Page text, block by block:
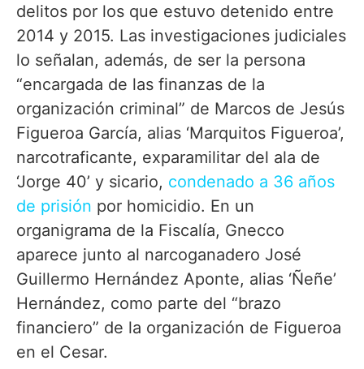
delitos por los que estuvo detenido entre
2014 y 2015. Las investigaciones judiciales
lo señalan, además, de ser la persona
“encargada de las finanzas de la
organización criminal” de Marcos de Jesús
Figueroa García, alias ‘Marquitos Figueroa’,
narcotraficante, exparamilitar del ala de
‘Jorge 40’ y sicario, condenado a 36 años
de prisión por homicidio. En un
organigrama de la Fiscalía, Gnecco
aparece junto al narcoganadero José
Guillermo Hernández Aponte, alias ‘Ñeñe’
Hernández, como parte del “brazo
financiero” de la organización de Figueroa
en el Cesar.